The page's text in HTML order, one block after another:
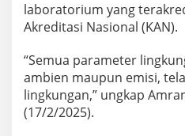
laboratorium yang
Akreditasi Nasional (KAN).
“Semua parameter
ambien maupun emisi,
lingkungan,” ungkap
(17/2/2025).